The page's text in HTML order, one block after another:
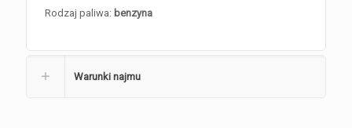
Rodzaj paliwa: benzyna
Warunki najmu